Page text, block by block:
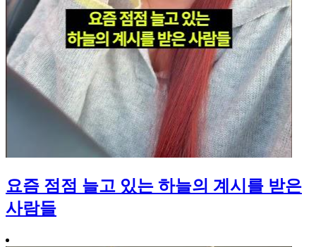
요즘 점점 늘고 있는 하늘의 계시를 받은
사람들